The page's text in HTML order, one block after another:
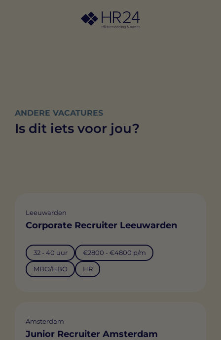
ANDERE VACATURES
Is dit iets voor jou?
Leeuwarden
Corporate Recruiter Leeuwarden
32 - 40 uur €2800 - €4800 p/m
MBO/HBO HR
Amsterdam
Junior Recruiter Amsterdam